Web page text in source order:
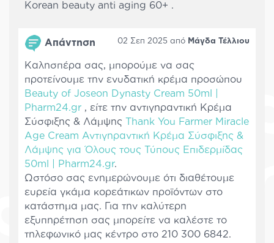
Korean beauty anti aging 60+ .
Απάντηση 02 Σεπ 2025 από Μάγδα Τέλλιου
Καλησπέρα σας, μπορούμε να σας
προτείνουμε την ενυδατική κρέμα προσώπου
Beauty of Joseon Dynasty Cream 50ml |
Pharm24.gr , είτε την αντιγηραντική Κρέμα
Σύσφιξης & Λάμψης Thank You Farmer Miracle
Age Cream Αντιγηραντική Κρέμα Σύσφιξης &
Λάμψης για Όλους τους Τύπους Επιδερμίδας
50ml | Pharm24.gr.
Ωστόσο σας ενημερώνουμε ότι διαθέτουμε
ευρεία γκάμα κορεάτικων προϊόντων στο
κατάστημα μας. Για την καλύτερη
εξυπηρέτηση σας μπορείτε να καλέστε το
τηλεφωνικό μας κέντρο στο 210 300 6842.